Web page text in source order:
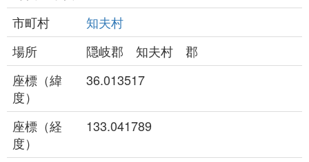
市町村
知夫村
場所
隠岐郡 知夫村 郡
座標（緯
度）
36.013517
座標（経
度）
133.041789